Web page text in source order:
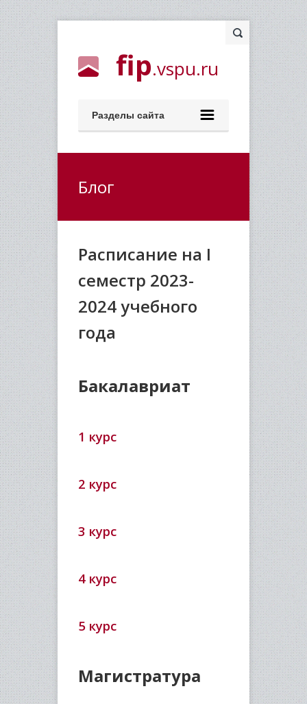
fip.vspu.ru
Разделы сайта
Блог
Расписание на I
семестр 2023-
2024 учебного
года
Бакалавриат
1 курс
2 курс
3 курс
4 курс
5 курс
Магистратура